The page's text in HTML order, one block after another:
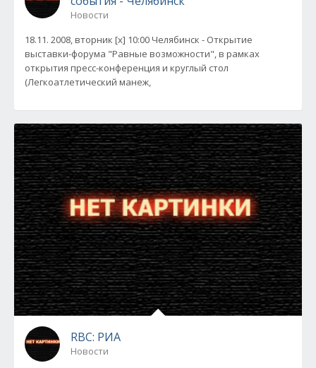
Новости
18.11. 2008, вторник [x] 10:00 Челябинск - Открытие
выставки-форума "Равные возможности", в рамках
открытия пресс-конференция и круглый стол
(Легкоатлетический манеж,
RBC: РИА
Новости